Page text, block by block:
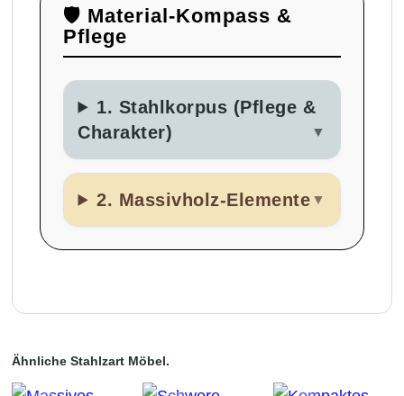
🛡️ Material-Kompass &
Pflege
1. Stahlkorpus (Pflege &
Charakter)
▼
2. Massivholz-Elemente ▼
Ähnliche Stahlzart Möbel.